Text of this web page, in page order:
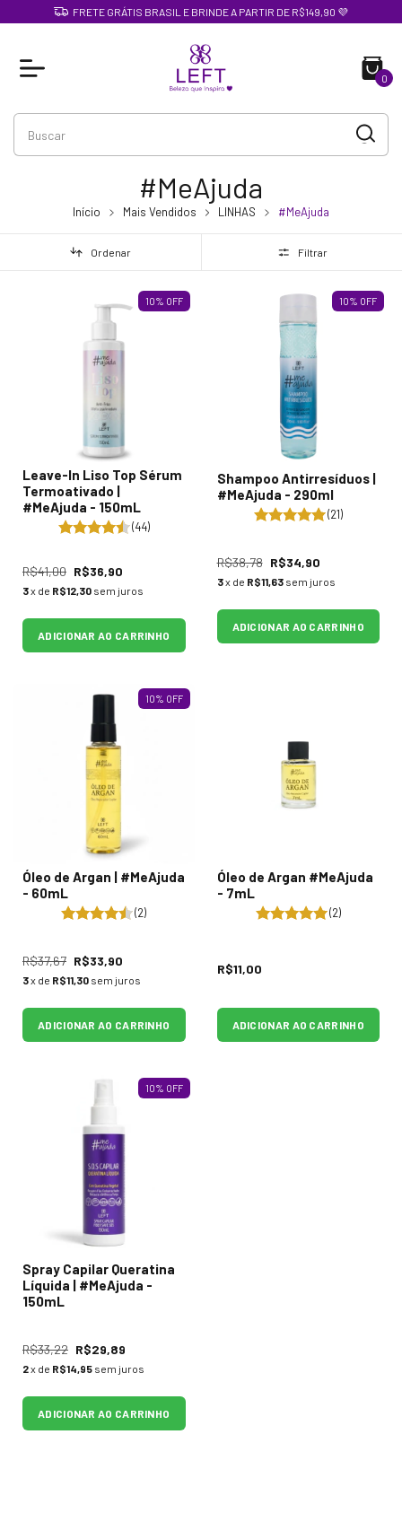
FRETE GRÁTIS BRASIL E BRINDE A PARTIR DE R$149,90 💜
0
#MeAjuda
Início Mais Vendidos LINHAS #MeAjuda
Ordenar Filtrar
10% OFF
Leave-In Liso Top Sérum
Termoativado |
#MeAjuda - 150mL
(44)
R$41,00 R$36,90
3x de R$12,30 sem juros
ADICIONAR AO CARRINHO
10% OFF
Shampoo Antirresíduos |
#MeAjuda - 290ml
(21)
R$38,78 R$34,90
3x de R$11,63 sem juros
ADICIONAR AO CARRINHO
10% OFF
Óleo de Argan | #MeAjuda
- 60mL
(2)
R$37,67 R$33,90
3x de R$11,30 sem juros
ADICIONAR AO CARRINHO
Óleo de Argan #MeAjuda
- 7mL
(2)
R$11,00
ADICIONAR AO CARRINHO
10% OFF
Spray Capilar Queratina
Líquida | #MeAjuda -
150mL
R$33,22 R$29,89
2x de R$14,95 sem juros
ADICIONAR AO CARRINHO